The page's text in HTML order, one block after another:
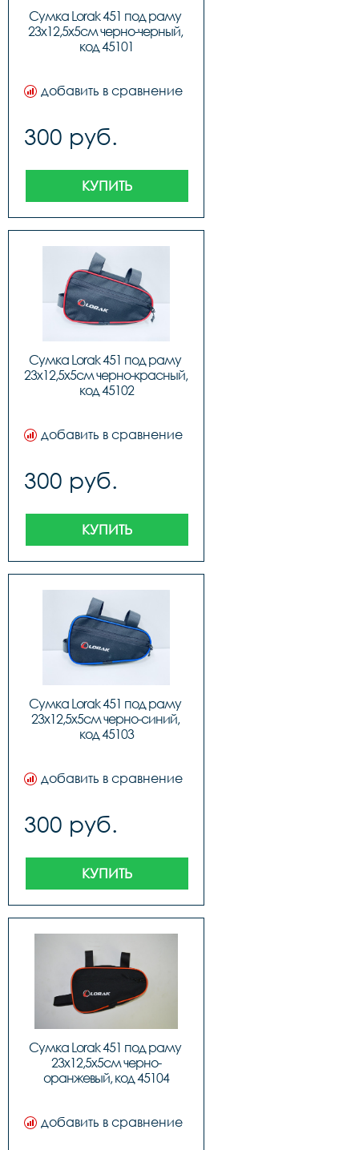
Сумка Lorak 451 под раму
23х12,5х5см черно-черный,
код 45101
добавить в сравнение
300 руб.
КУПИТЬ
Сумка Lorak 451 под раму
23х12,5х5см черно-красный,
код 45102
добавить в сравнение
300 руб.
КУПИТЬ
Сумка Lorak 451 под раму
23х12,5х5см черно-синий,
код 45103
добавить в сравнение
300 руб.
КУПИТЬ
Сумка Lorak 451 под раму
23х12,5х5см черно-
оранжевый, код 45104
добавить в сравнение